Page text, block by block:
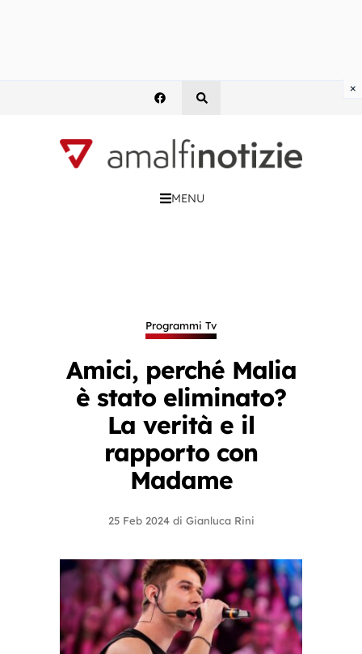
MENU
Programmi Tv
Amici, perché Malia
è stato eliminato?
La verità e il
rapporto con
Madame
25 Feb 2024 di Gianluca Rini
×